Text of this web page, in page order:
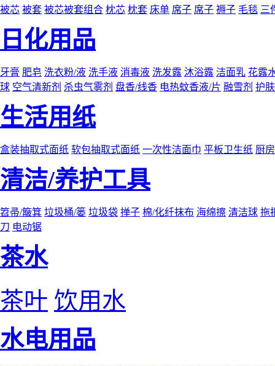
被芯 被套 被芯被套组合 枕芯 枕套 床单 席子 席子 褥子 毛毯 三
日化用品
牙膏 肥皂 洗衣粉/液 洗手液 消毒液 洗发露 沐浴露 洁面乳 花露
球 空气清新剂 杀虫气雾剂 盘香/线香 电热蚊香液/片 融雪剂 护
生活用纸
盒装抽取式面纸 软包抽取式面纸 一次性洁面巾 平板卫生纸 厨
清洁/养护工具
笤帚/簸箕 垃圾桶/篓 垃圾袋 掸子 棉/化纤抹布 海绵擦 清洁球 拖
刀 电动锯
茶水
茶叶 饮用水
水电用品